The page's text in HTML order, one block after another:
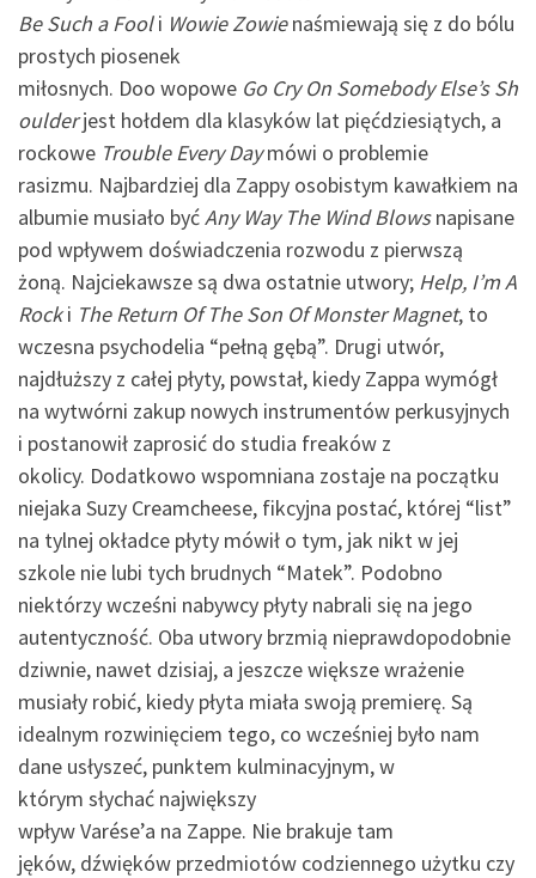
Be Such a Fooli Wowie Zowienaśmiewają się z do bólu
prostych piosenek
miłosnych. Doo wopowe Go Cry On Somebody Else’s Sh
oulderjest hołdem dla klasyków lat pięćdziesiątych, a
rockowe Trouble Every Daymówi o problemie
rasizmu. Najbardziej dla Zappy osobistym kawałkiem na
albumie musiało byćAny Way The Wind Blowsnapisane
pod wpływem doświadczenia rozwodu z pierwszą
żoną. Najciekawsze są dwa ostatnie utwory; Help, I’m A
Rocki The Return Of The Son Of Monster Magnet, to
wczesna psychodelia “pełną gębą”. Drugi utwór,
najdłuższy z całej płyty, powstał, kiedy Zappa wymógł
na wytwórni zakup nowych instrumentów perkusyjnych
i postanowił zaprosić do studia freaków z
okolicy. Dodatkowo wspomniana zostaje na początku
niejaka Suzy Creamcheese, fikcyjna postać, której “list”
na tylnej okładce płyty mówił o tym, jak nikt w jej
szkole nie lubi tych brudnych “Matek”. Podobno
niektórzy wcześni nabywcy płyty nabrali się na jego
autentyczność. Oba utwory brzmią nieprawdopodobnie
dziwnie, nawet dzisiaj, a jeszcze większe wrażenie
musiały robić, kiedy płyta miała swoją premierę. Są
idealnym rozwinięciem tego, co wcześniej było nam
dane usłyszeć, punktem kulminacyjnym, w
którym słychać największy
wpływ Varése’a na Zappe. Nie brakuje tam
jęków, dźwięków przedmiotów codziennego użytku czy